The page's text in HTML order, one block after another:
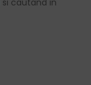
si cautand in